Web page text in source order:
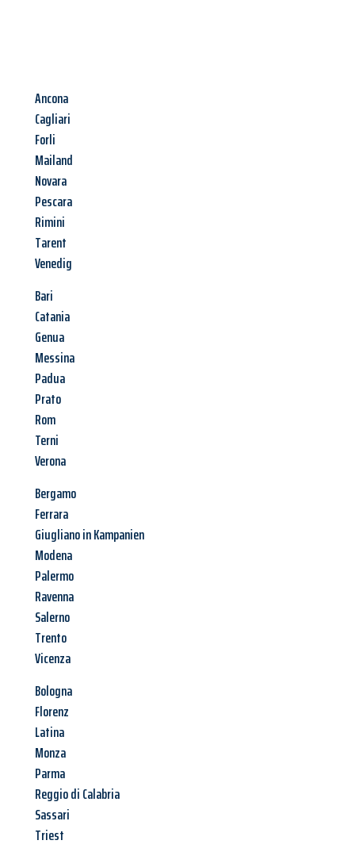
Ancona
Cagliari
Forli
Mailand
Novara
Pescara
Rimini
Tarent
Venedig
Bari
Catania
Genua
Messina
Padua
Prato
Rom
Terni
Verona
Bergamo
Ferrara
Giugliano in Kampanien
Modena
Palermo
Ravenna
Salerno
Trento
Vicenza
Bologna
Florenz
Latina
Monza
Parma
Reggio di Calabria
Sassari
Triest